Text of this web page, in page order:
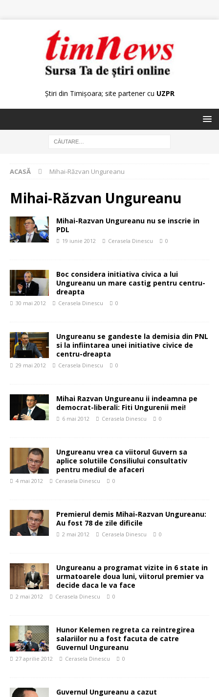
Știri din Timișoara; site partener cu UZPR
ACASĂ Mihai-Răzvan Ungureanu
Mihai-Răzvan Ungureanu
Mihai-Razvan Ungureanu nu se inscrie in
PDL
19 iunie 2012 Cerasela Dinescu 0
Boc considera initiativa civica a lui
Ungureanu un mare castig pentru centru-
dreapta
30 mai 2012 Cerasela Dinescu 0
Ungureanu se gandeste la demisia din PNL
si la infiintarea unei initiative civice de
centru-dreapta
29 mai 2012 Cerasela Dinescu 0
Mihai Razvan Ungureanu ii indeamna pe
democrat-liberali: Fiti Ungurenii mei!
6 mai 2012 Cerasela Dinescu 0
Ungureanu vrea ca viitorul Guvern sa
aplice solutiile Consiliului consultativ
pentru mediul de afaceri
4 mai 2012 Cerasela Dinescu 0
Premierul demis Mihai-Razvan Ungureanu:
Au fost 78 de zile dificile
2 mai 2012 Cerasela Dinescu 0
Ungureanu a programat vizite in 6 state in
urmatoarele doua luni, viitorul premier va
decide daca le va face
2 mai 2012 Cerasela Dinescu 0
Hunor Kelemen regreta ca reintregirea
salariilor nu a fost facuta de catre
Guvernul Ungureanu
27 aprilie 2012 Cerasela Dinescu 0
Guvernul Ungureanu a cazut